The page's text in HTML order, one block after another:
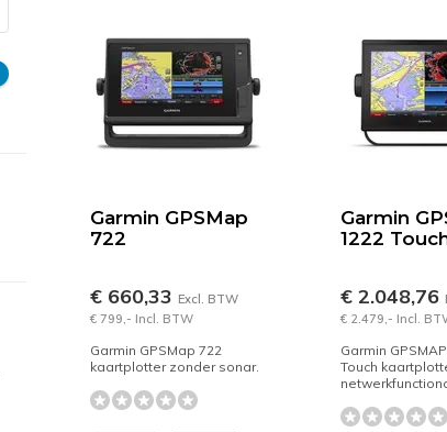
Garmin GPSMap
722
€ 660,33 Excl. BTW
€ 799,- Incl. BTW
Garmin GPSMap 722
kaartplotter zonder sonar.
Garmin
1222
€ 2.048,76
€ 2.479,- Incl.
Garmin
Touch